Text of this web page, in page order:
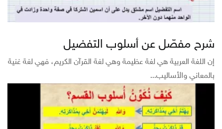
شرح مفصّل عن أسلوب التفضيل
إن اللغة العربية هي لغة عظيمة وهي لغة القرآن الكريم، فهي لغة غنية
بالمعاني والأساليب...